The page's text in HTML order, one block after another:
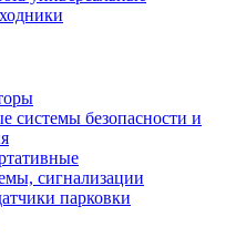
системы безопасности и
сигнализации
парковки